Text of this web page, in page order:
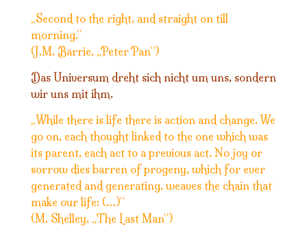
„Second to the right, and straight on till
morning.“
(J.M. Barrie, „Peter Pan“)
Das Universum dreht sich nicht um uns, sondern
wir uns mit ihm.
„While there is life there is action and change. We
go on, each thought linked to the one which was
its parent, each act to a previous act. No joy or
sorrow dies barren of progeny, which for ever
generated and generating, weaves the chain that
make our life: (…)“
(M. Shelley, „The Last Man“)